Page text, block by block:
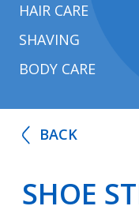
HAIR СARE
SHAVING
BODY CARE
BACK
SHOE